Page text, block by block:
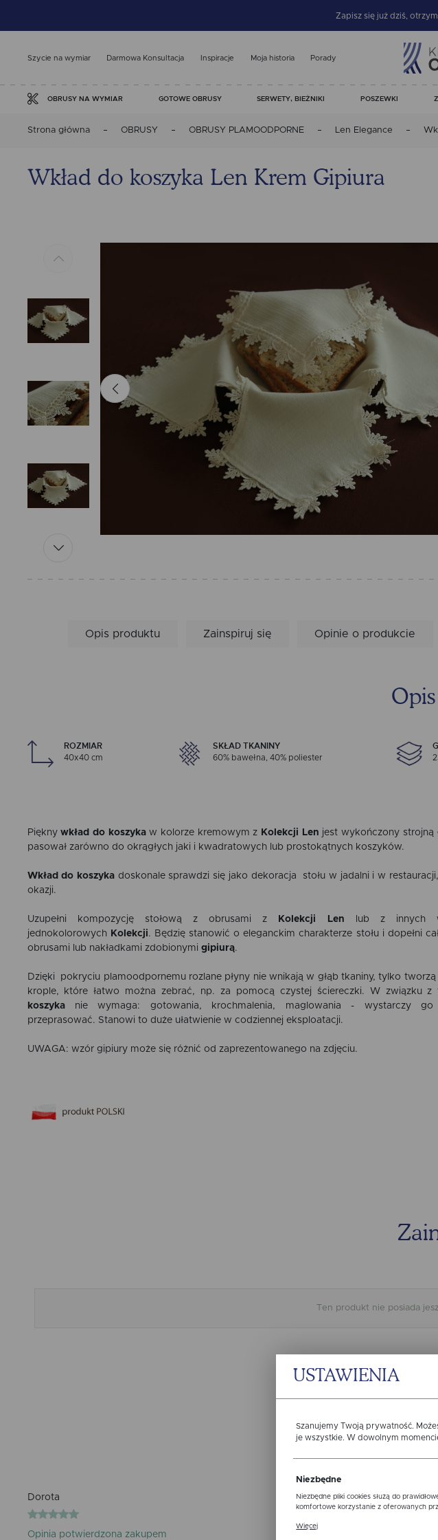
Zapisz się już dziś,
Szycie na wymiar Darmowa Konsultacja Inspiracje Moja historia Porady
OBRUSY NA WYMIAR GOTOWE OBRUSY SERWETY, BIEŻNIKI POSZEWKI
Strona główna OBRUSY OBRUSY PLAMOODPORNE Len Elegance
Wkład do koszyka Len Krem Gipiura
Opis produktu Zainspiruj się Opinie o produkcie
ROZMIAR
40x40 cm
SKŁAD TKANINY
60% bawełna, 40% poliester
Pięknywkład do koszykaw kolorze kremowym z Kolekcji Len jest wykończony strojną
pasował zarówno do okrągłych jaki i kwadratowych lub prostokątnych koszyków.
Wkład do koszykadoskonale sprawdzi się jako dekoracja stołu w jadalni i w
okazji.
Uzupełni kompozycję stołową z obrusami z Kolekcji Len lub z innych
jednokolorowych Kolekcji. Będzię stanowić o eleganckim charakterze stołu i dopełni
obrusami lub nakładkami zdobionymi gipiurą.
Dzięki pokryciu plamoodpornemu rozlane płyny nie wnikają w głąb tkaniny, tylko tworzą
krople, które łatwo można zebrać, np. za pomocą czystej ściereczki. W związku
koszykanie wymaga: gotowania, krochmalenia, maglowania - wystarczy
przeprasować. Stanowi to duże ułatwienie w codziennej eksploatacji.
UWAGA: wzór gipiury może się różnić od zaprezentowanego na zdjęciu.
Ten produkt nie posiada
DODAJ
Opinie
Dorota
Opinia potwierdzona zakupem
USTAWIENIA
Szanujemy Twoją prywatność.
je wszystkie. W dowolnym
Niezbędne
Niezbędne pliki cookies służą do
komfortowe korzystanie z oferowanych
ustawień preferencji prywatności,
Więcej